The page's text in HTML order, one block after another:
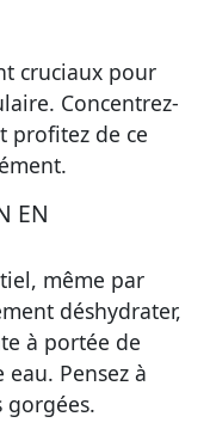
cruciaux pour
Concentrez-
profitez de ce
EN
même par
déshydrater,
à portée de
Pensez à